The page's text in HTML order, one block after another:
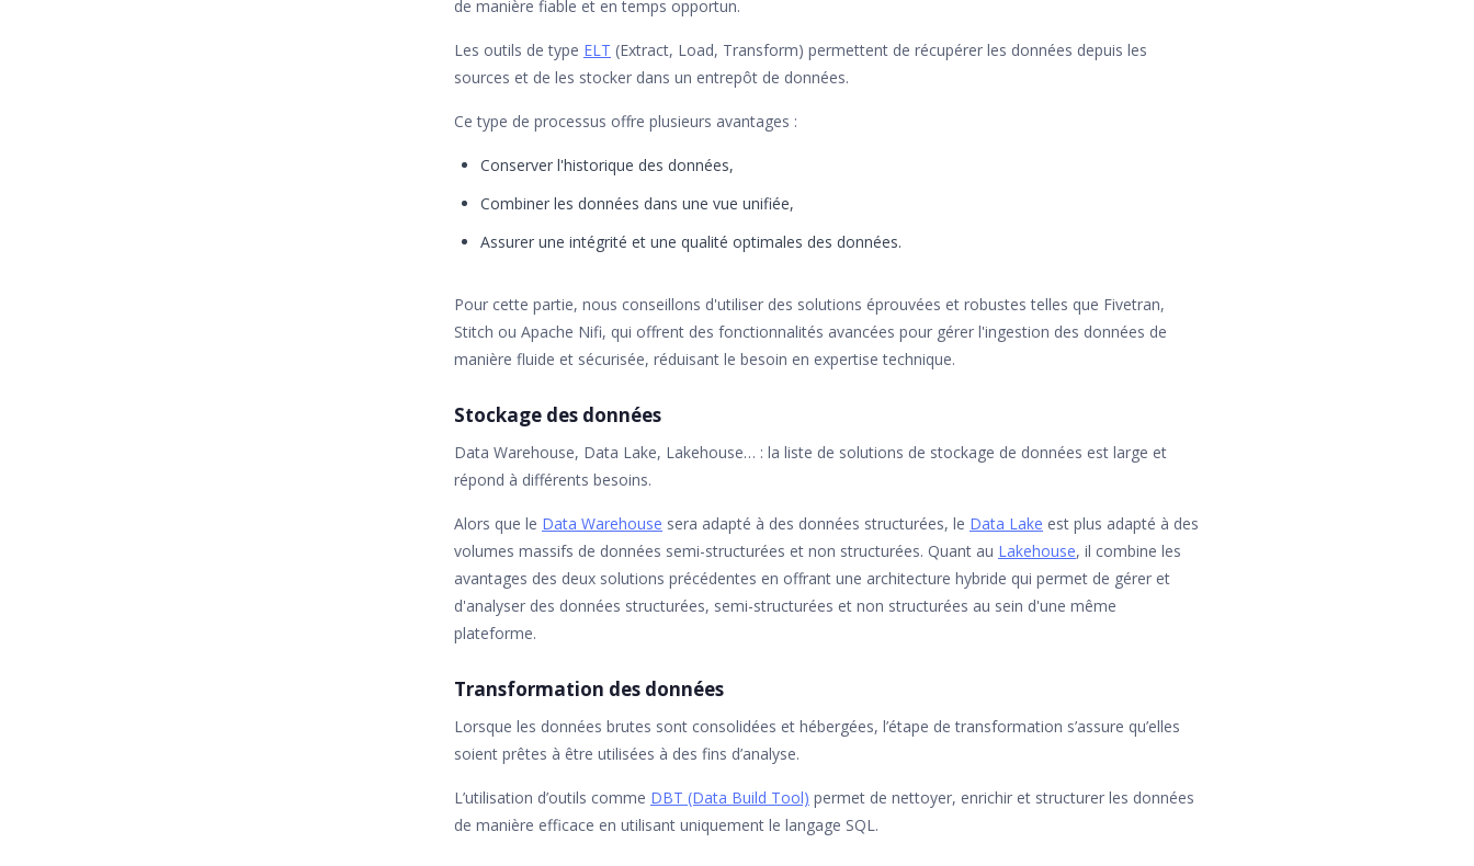
de manière fiable et en temps opportun.
Les outils de type ELT (Extract, Load, Transform) permettent de récupérer les données depuis les
sources et de les stocker dans un entrepôt de données.
Ce type de processus offre plusieurs avantages :
Conserver l'historique des données,
Combiner les données dans une vue unifiée,
Assurer une intégrité et une qualité optimales des données.
Pour cette partie, nous conseillons d'utiliser des solutions éprouvées et robustes telles que Fivetran,
Stitch ou Apache Nifi, qui offrent des fonctionnalités avancées pour gérer l'ingestion des données de
manière fluide et sécurisée, réduisant le besoin en expertise technique.
Stockage des données
Data Warehouse, Data Lake, Lakehouse… : la liste de solutions de stockage de données est large et
répond à différents besoins.
Alors que le Data Warehouse sera adapté à des données structurées, le Data Lake est plus adapté à des
volumes massifs de données semi-structurées et non structurées. Quant au Lakehouse, il combine les
avantages des deux solutions précédentes en offrant une architecture hybride qui permet de gérer et
d'analyser des données structurées, semi-structurées et non structurées au sein d'une même
plateforme.
Transformation des données
Lorsque les données brutes sont consolidées et hébergées, l’étape de transformation s’assure qu’elles
soient prêtes à être utilisées à des fins d’analyse.
L’utilisation d’outils comme DBT (Data Build Tool) permet de nettoyer, enrichir et structurer les données
de manière efficace en utilisant uniquement le langage SQL.